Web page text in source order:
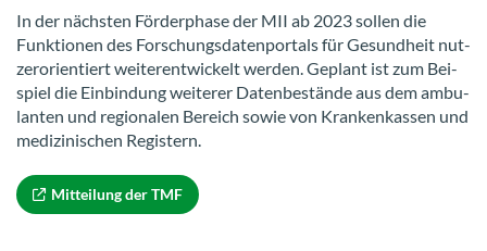
In der nächs­ten För­der­pha­se der MII ab 2023 sol­len die
Funk­tio­nen des For­schungs­da­ten­por­tals für Ge­sund­heit nut­
zer­ori­en­tiert wei­ter­ent­wi­ckelt wer­den. Ge­plant ist zum Bei­
spiel die Ein­bin­dung wei­te­rer Da­ten­be­stän­de aus dem am­bu­
lan­ten und re­gio­na­len Be­reich sowie von Kran­ken­kas­sen und
me­di­zi­ni­schen Re­gis­tern.
Mit­tei­lung der TMF